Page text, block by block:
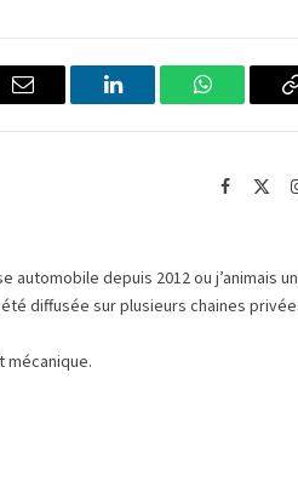
Email LinkedIn WhatsApp
Facebook
depuis 2012 ou j’animais
diffusée sur plusieurs chaines
mécanique.